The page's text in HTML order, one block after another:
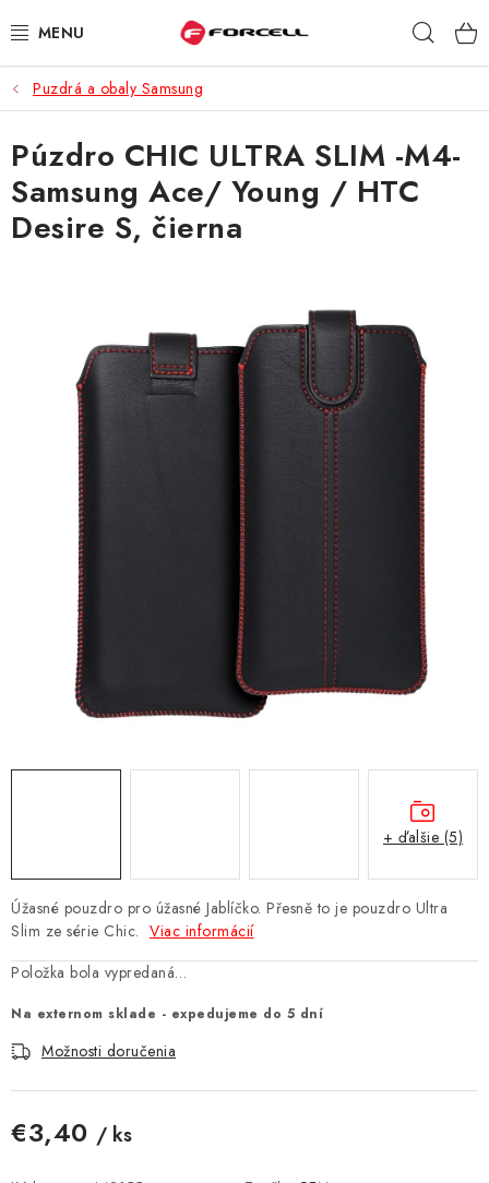
na
PUZDRÁ A OBALY
TVRDENÉ SKLÁ
DÁTOVÉ KÁBLE
BATÉRIE DO MOBILOV
ŠPORT A HOBBY
NÁRAMKY NA HODINKY
SLÚCHADLÁ, REPRODUKTORY A MIKROFÓNY
AUTO MOTO
EXKLUZÍVNE ZNAČKY
TIPY NA DARČEKY
PAMÄŤOVÉ KARTY A DISKY
KAMERY
Puzdrá a obaly Samsung
Úžasné pouzdro pro úžasné Jablíčko. Přesně to je pouzdro Ultra
Slim ze série Chic. Viac informácií
Položka bola vypredaná…
Na externom sklade - expedujeme do 5 dní
Možnosti doručenia
€3,40 / ks
Púzdro CHIC ULTRA SLIM -M4-
Samsung Ace/ Young / HTC
Desire S, čierna
+ ďalšie (5)